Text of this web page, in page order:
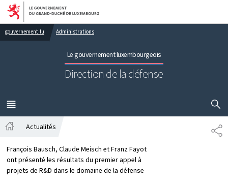
Aller au menu principal
Aller au contenu
gouvernement.lu Administrations
Le gouvernement luxembourgeois
Direction de la défense
MENU
PRINCIPAL
Actualités
François Bausch, Claude Meisch et Franz Fayot
ont présenté les résultats du premier appel à
projets de R&D dans le domaine de la défense